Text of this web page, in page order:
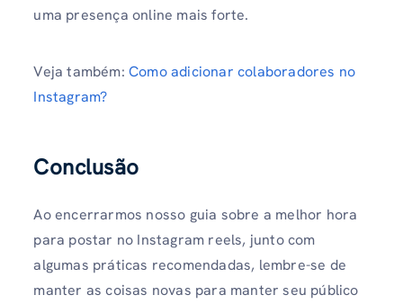
uma presença online mais forte.
Veja também: Como adicionar colaboradores no
Instagram?
Conclusão
Ao encerrarmos nosso guia sobre a melhor hora
para postar no Instagram reels, junto com
algumas práticas recomendadas, lembre-se de
manter as coisas novas para manter seu público